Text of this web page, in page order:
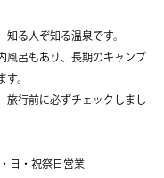
る人ぞ知る温泉です。
風呂もあり、長期のキャンプ
。
旅行前に必ずチェックしまし
日・祝祭日営業